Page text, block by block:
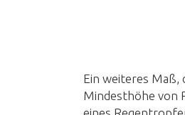
Ein weiteres Maß,
Mindesthöhe von